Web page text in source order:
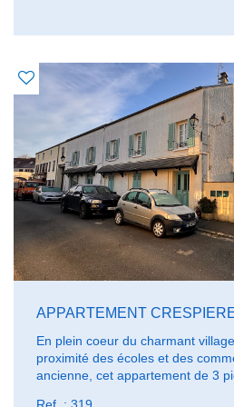
1er étage - Ascenseur Séjour double/cuisine de 38 m² , 3
APPARTEMENT
En plein coeur du charmant
proximité des écoles et des
ancienne, cet appartement de 3